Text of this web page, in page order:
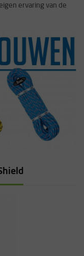
ervaring van de